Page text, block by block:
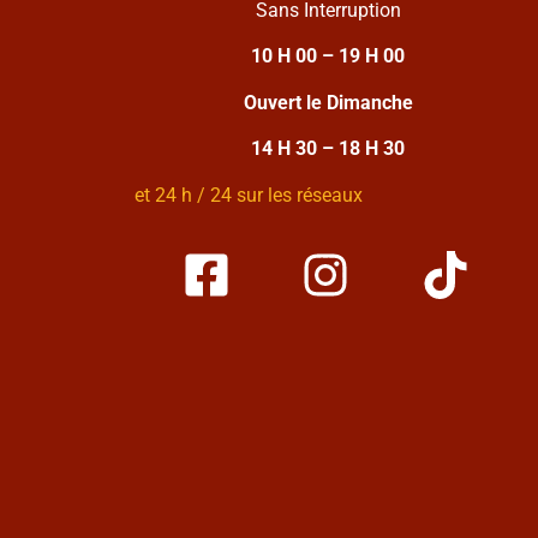
Sans Interruption
10 H 00 – 19 H 00
Ouvert le Dimanche
14 H 30 – 18 H 30
et 24 h / 24 sur les réseaux